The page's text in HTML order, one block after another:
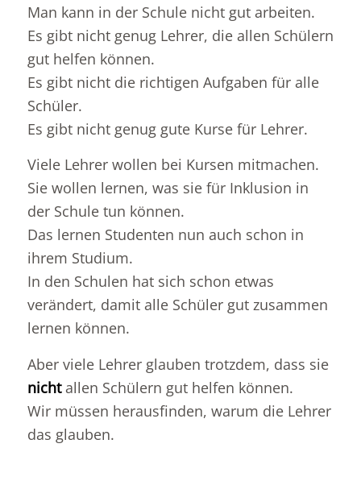
Man kann in der Schule nicht gut arbeiten.
Es gibt nicht genug Lehrer, die allen Schülern
gut helfen können.
Es gibt nicht die richtigen Aufgaben für alle
Schüler.
Es gibt nicht genug gute Kurse für Lehrer.
Viele Lehrer wollen bei Kursen mitmachen.
Sie wollen lernen, was sie für Inklusion in
der Schule tun können.
Das lernen Studenten nun auch schon in
ihrem Studium.
In den Schulen hat sich schon etwas
verändert, damit alle Schüler gut zusammen
lernen können.
Aber viele Lehrer glauben trotzdem, dass sie
nichtallen Schülern gut helfen können.
Wir müssen herausfinden, warum die Lehrer
das glauben.